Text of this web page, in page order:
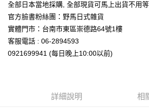
台新國際商業銀行
中國信託商
台灣樂天信用卡公司
Google Pay
ATM付款
運送方式
付款後全家取貨
全部日本當地採購, 全部現貨可馬上出貨不用
官方臉書粉絲團：野馬日式雜貨
實體門市：台南市東區崇德路64號1樓
客服電話 : 06-2894593
0921699941 (每日晚上10:00以前)
詳細說明 相